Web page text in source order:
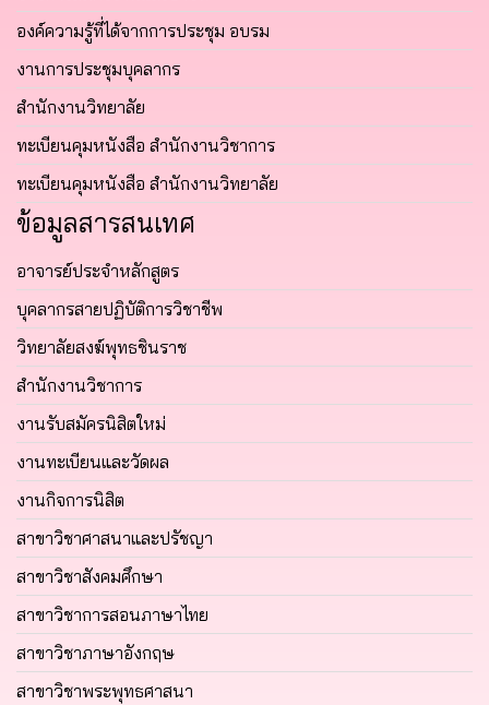
องค์ความรู้ที่ได้จากการประชุม อบรม
งานการประชุมบุคลากร
สำนักงานวิทยาลัย
ทะเบียนคุมหนังสือ สำนักงานวิชาการ
ทะเบียนคุมหนังสือ สำนักงานวิทยาลัย
ข้อมูลสารสนเทศ
อาจารย์ประจำหลักสูตร
บุคลากรสายปฏิบัติการวิชาชีพ
วิทยาลัยสงฆ์พุทธชินราช
สำนักงานวิชาการ
งานรับสมัครนิสิตใหม่
งานทะเบียนและวัดผล
งานกิจการนิสิต
สาขาวิชาศาสนาและปรัชญา
สาขาวิชาสังคมศึกษา
สาขาวิชาการสอนภาษาไทย
สาขาวิชาภาษาอังกฤษ
สาขาวิชาพระพุทธศาสนา